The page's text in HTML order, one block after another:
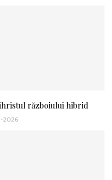
războiului hibrid
2026